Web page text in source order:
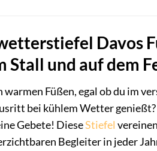
Davos
Stall und auf dem
warmen Füßen, egal ob du im
bei kühlem Wetter
Gebete! DieseStiefel
Begleiter in jeder